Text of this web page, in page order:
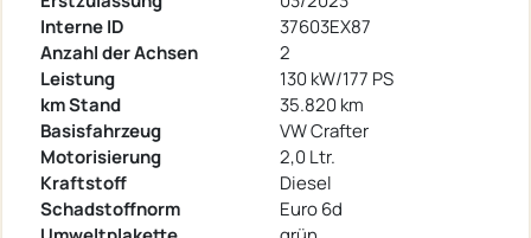
Interne ID
37603EX87
Anzahl der Achsen
2
Leistung
130 kW/177 PS
km Stand
35.820 km
Basisfahrzeug
VW Crafter
Motorisierung
2,0 Ltr.
Kraftstoff
Diesel
Schadstoffnorm
Euro 6d